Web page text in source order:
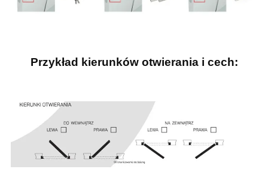
Przykład kierunków otwierania i cech: